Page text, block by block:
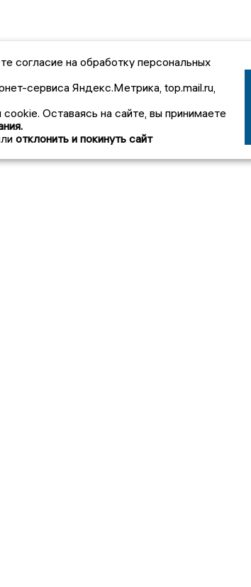
согласие на обработку персональных
сервиса Яндекс.Метрика, top.mail.ru,
Оставаясь на сайте, вы принимаете
отклонить и покинуть сайт